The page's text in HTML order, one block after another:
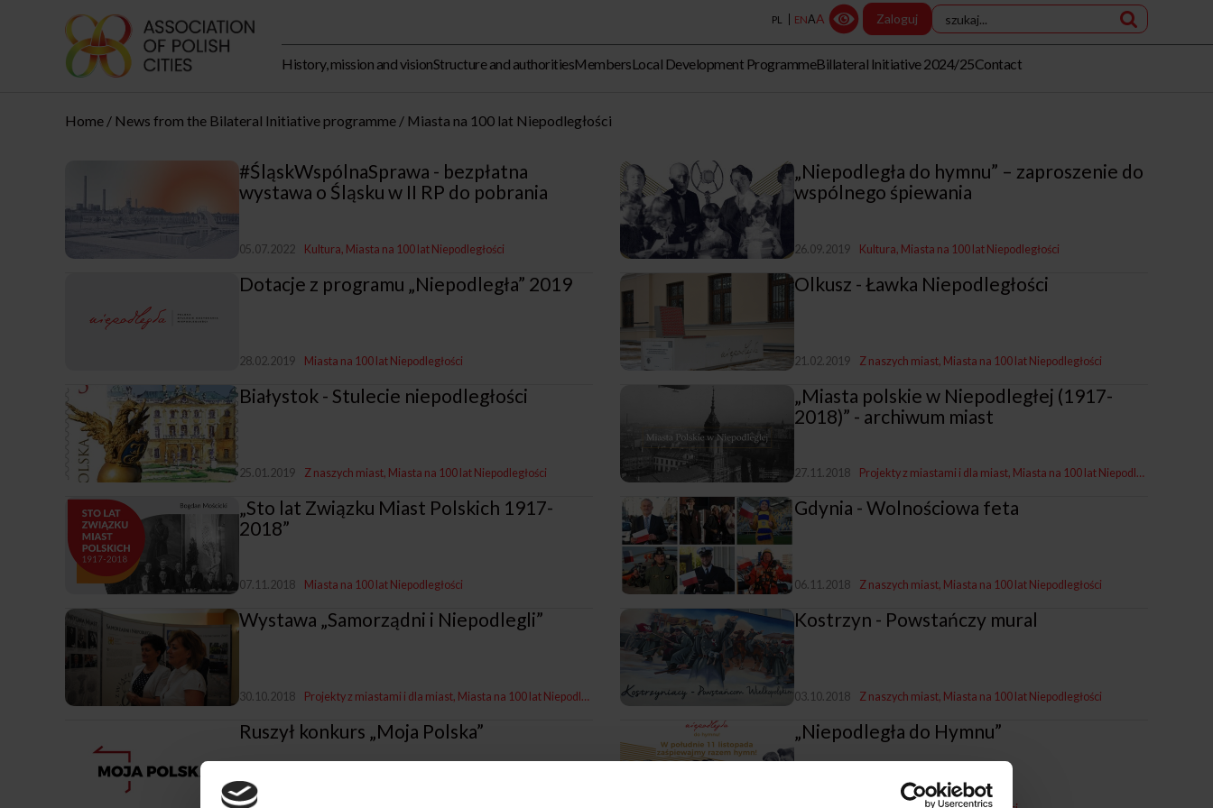
PL ENAA Zaloguj
History, mission and visionStructure and authoritiesMembersLocal Development ProgrammeBillateral Initiative 2024/25Contact
Home News from the Bilateral Initiative programme Miasta na 100 lat Niepodległości
#ŚląskWspólnaSprawa - bezpłatna
wystawa o Śląsku w II RP do pobrania
05.07.2022 Kultura Miasta na 100 lat Niepodległości
„Niepodległa do hymnu” – zaproszenie do
wspólnego śpiewania
26.09.2019 Kultura Miasta na 100 lat Niepodległości
Dotacje z programu „Niepodległa” 2019
28.02.2019 Miasta na 100 lat Niepodległości
Olkusz - Ławka Niepodległości
21.02.2019 Z naszych miast Miasta na 100 lat Niepodległości
Białystok - Stulecie niepodległości
25.01.2019 Z naszych miast Miasta na 100 lat Niepodległości
„Miasta polskie w Niepodległej (1917-
2018)” - archiwum miast
27.11.2018 Projekty z miastami i dla miast Miasta na 100 lat Niepodległości
​„Sto lat Związku Miast Polskich 1917-
2018”
07.11.2018 Miasta na 100 lat Niepodległości
Gdynia - Wolnościowa feta
06.11.2018 Z naszych miast Miasta na 100 lat Niepodległości
Wystawa „Samorządni i Niepodlegli”
30.10.2018 Projekty z miastami i dla miast Miasta na 100 lat Niepodległości
Kostrzyn - Powstańczy mural
03.10.2018 Z naszych miast Miasta na 100 lat Niepodległości
Ruszył konkurs „Moja Polska” ​„Niepodległa do Hymnu”